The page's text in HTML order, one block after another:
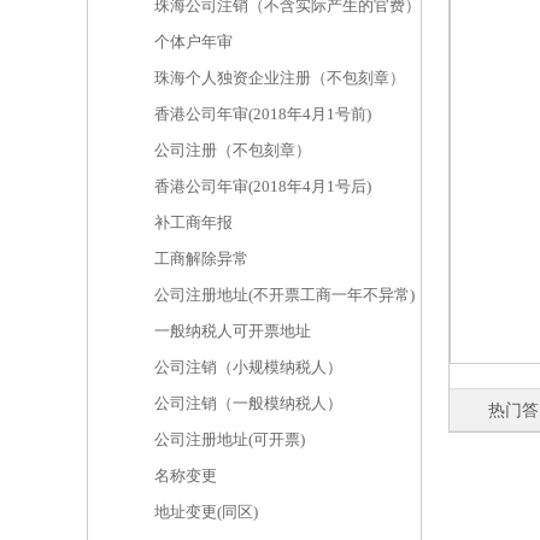
珠海公司注销（不含实际产生的官费）
个体户年审
珠海个人独资企业注册（不包刻章）
香港公司年审(2018年4月1号前)
公司注册（不包刻章）
香港公司年审(2018年4月1号后)
补工商年报
工商解除异常
公司注册地址(不开票工商一年不异常)
一般纳税人可开票地址
公司注销（小规模纳税人）
公司注销（一般模纳税人）
公司注册地址(可开票)
名称变更
地址变更(同区)
热门